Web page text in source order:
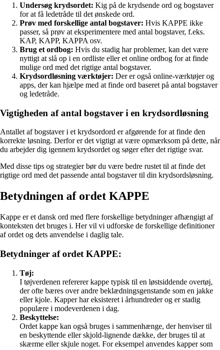
Undersøg krydsordet: Kig på de krydsende ord og bogstaver
for at få ledetråde til det ønskede ord.
Prøv med forskellige antal bogstaver: Hvis KAPPE ikke
passer, så prøv at eksperimentere med antal bogstaver, f.eks.
KAP, KAPP, KAPPA osv.
Brug et ordbog: Hvis du stadig har problemer, kan det være
nyttigt at slå op i en ordliste eller et online ordbog for at finde
mulige ord med det rigtige antal bogstaver.
Krydsordløsning værktøjer: Der er også online-værktøjer og
apps, der kan hjælpe med at finde ord baseret på antal bogstaver
og ledetråde.
Vigtigheden af antal bogstaver i en krydsordløsning
Antallet af bogstaver i et krydsordord er afgørende for at finde den
korrekte løsning. Derfor er det vigtigt at være opmærksom på dette, når
du arbejder dig igennem krydsordet og søger efter det rigtige svar.
Med disse tips og strategier bør du være bedre rustet til at finde det
rigtige ord med det passende antal bogstaver til din krydsordsløsning.
Betydningen af ordet KAPPE
Kappe er et dansk ord med flere forskellige betydninger afhængigt af
konteksten det bruges i. Her vil vi udforske de forskellige definitioner
af ordet og dets anvendelse i daglig tale.
Betydninger af ordet KAPPE:
Tøj:
I tøjverdenen refererer kappe typisk til en løstsiddende overtøj,
der ofte bæres over andre beklædningsgenstande som en jakke
eller kjole. Kapper har eksisteret i århundreder og er stadig
populære i modeverdenen i dag.
Beskyttelse:
Ordet kappe kan også bruges i sammenhænge, der henviser til
en beskyttende eller skjold-lignende dække, der bruges til at
skærme eller skjule noget. For eksempel anvendes kapper som